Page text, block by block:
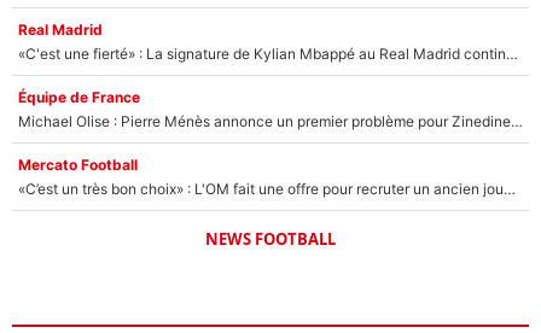
Real Madrid
«C'est une fierté» : La signature de Kylian Mbappé au Real Madrid continue de régaler l'Espagne
Équipe de France
Michael Olise : Pierre Ménès annonce un premier problème pour Zinedine Zidane en équipe de France
Mercato Football
«C’est un très bon choix» : L'OM fait une offre pour recruter un ancien joueur du PSG... et c'est validé dans l'After Foot !
NEWS FOOTBALL